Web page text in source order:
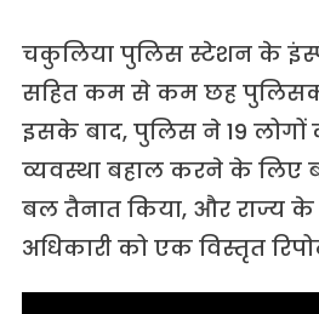
चकुलिया पुलिस स्टेशन के
सहित कम से कम छह
इसके बाद, पुलिस ने 19 लोगों
व्यवस्था बहाल करने के लिए
बल तैनात किया, और राज्य
अधिकारी को एक विस्तृत